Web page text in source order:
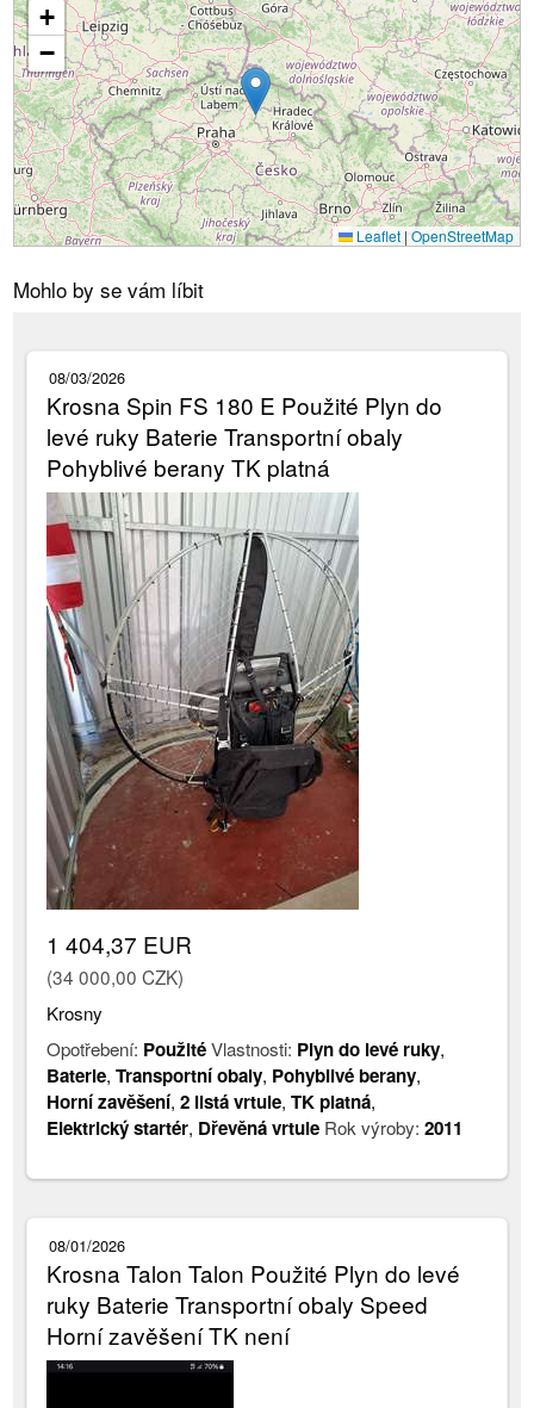
Načítání...
+
−
Leaflet | OpenStreetMap
Mohlo by se vám líbit
08/03/2026
Krosna Spin FS 180 E Použité Plyn do
levé ruky Baterie Transportní obaly
Pohyblivé berany TK platná
1 404,37 EUR
(34 000,00 CZK)
Krosny
Opotřebení: PoužitéVlastnosti: Plyn do levé ruky,
Baterie,Transportní obaly, Pohyblivé berany,
Horní zavěšení,2 listá vrtule,TK platná,
Elektrický startér, Dřevěná vrtule Rok výroby:2011
08/01/2026
Krosna Talon Talon Použité Plyn do levé
ruky Baterie Transportní obaly Speed
Horní zavěšení TK není